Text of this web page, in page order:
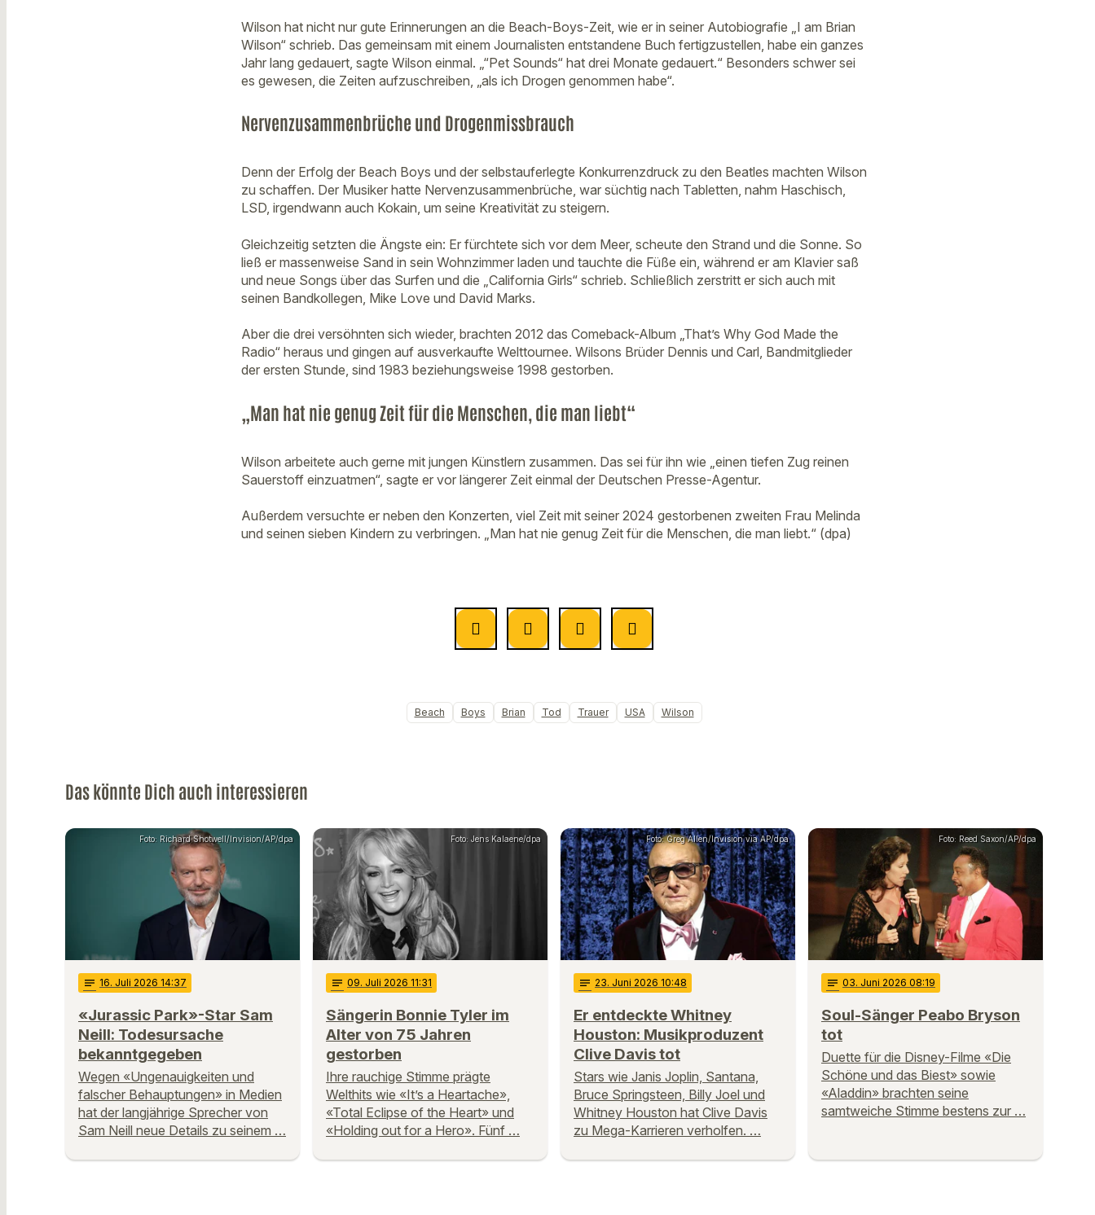
Wilson hat nicht nur gute Erinnerungen an die Beach-Boys-Zeit, wie er in seiner Autobiografie „I am Brian
Wilson“ schrieb. Das gemeinsam mit einem Journalisten entstandene Buch fertigzustellen, habe ein ganzes
Jahr lang gedauert, sagte Wilson einmal. „“Pet Sounds“ hat drei Monate gedauert.“ Besonders schwer sei
es gewesen, die Zeiten aufzuschreiben, „als ich Drogen genommen habe“.
Nervenzusammenbrüche und Drogenmissbrauch
Denn der Erfolg der Beach Boys und der selbstauferlegte Konkurrenzdruck zu den Beatles machten Wilson
zu schaffen. Der Musiker hatte Nervenzusammenbrüche, war süchtig nach Tabletten, nahm Haschisch,
LSD, irgendwann auch Kokain, um seine Kreativität zu steigern.
Gleichzeitig setzten die Ängste ein: Er fürchtete sich vor dem Meer, scheute den Strand und die Sonne. So
ließ er massenweise Sand in sein Wohnzimmer laden und tauchte die Füße ein, während er am Klavier saß
und neue Songs über das Surfen und die „California Girls“ schrieb. Schließlich zerstritt er sich auch mit
seinen Bandkollegen, Mike Love und David Marks.
Aber die drei versöhnten sich wieder, brachten 2012 das Comeback-Album „That’s Why God Made the
Radio“ heraus und gingen auf ausverkaufte Welttournee. Wilsons Brüder Dennis und Carl, Bandmitglieder
der ersten Stunde, sind 1983 beziehungsweise 1998 gestorben.
„Man hat nie genug Zeit für die Menschen, die man liebt“
Wilson arbeitete auch gerne mit jungen Künstlern zusammen. Das sei für ihn wie „einen tiefen Zug reinen
Sauerstoff einzuatmen“, sagte er vor längerer Zeit einmal der Deutschen Presse-Agentur.
Außerdem versuchte er neben den Konzerten, viel Zeit mit seiner 2024 gestorbenen zweiten Frau Melinda
und seinen sieben Kindern zu verbringen. „Man hat nie genug Zeit für die Menschen, die man liebt.“ (dpa)
Beach Boys Brian Tod Trauer USA Wilson
Das könnte Dich auch interessieren
Foto: Richard Shotwell/Invision/AP/dpa
notes 16. Juli 2026 14:37
«Jurassic Park»-Star Sam
Neill: Todesursache
bekanntgegeben
Wegen «Ungenauigkeiten und
falscher Behauptungen» in Medien
hat der langjährige Sprecher von
Sam Neill neue Details zu seinem …
Foto: Jens Kalaene/dpa
notes 09. Juli 2026 11:31
Sängerin Bonnie Tyler im
Alter von 75 Jahren
gestorben
Ihre rauchige Stimme prägte
Welthits wie «It’s a Heartache»,
«Total Eclipse of the Heart» und
«Holding out for a Hero». Fünf …
Foto: Greg Allen/Invision via AP/dpa
notes 23. Juni 2026 10:48
Er entdeckte Whitney
Houston: Musikproduzent
Clive Davis tot
Stars wie Janis Joplin, Santana,
Bruce Springsteen, Billy Joel und
Whitney Houston hat Clive Davis
zu Mega-Karrieren verholfen. …
Foto: Reed Saxon/AP/dpa
notes 03. Juni 2026 08:19
Soul-Sänger Peabo Bryson
tot
Duette für die Disney-Filme «Die
Schöne und das Biest» sowie
«Aladdin» brachten seine
samtweiche Stimme bestens zur …